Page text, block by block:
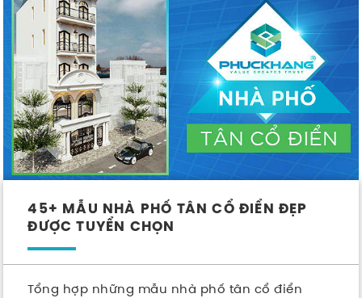
45+ MẪU NHÀ PHỐ TÂN CỔ ĐIỂN ĐẸP
ĐƯỢC TUYỂN CHỌN
Tổng hợp những mẫu nhà phố tân cổ điển